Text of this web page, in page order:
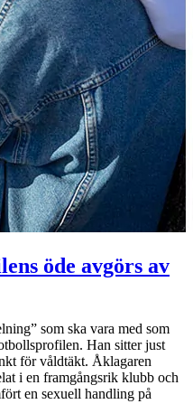
öde avgörs av
som ska vara med som
Han sitter just
för våldtäkt. Åklagaren
i en framgångsrik klubb och
en sexuell handling på